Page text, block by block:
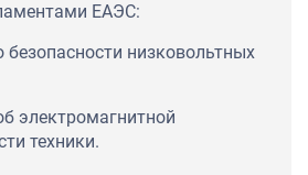
ЕАЭС:
низковольтных
электромагнитной
техники.